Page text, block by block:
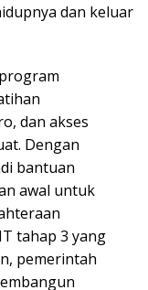
dan keluar
dan akses
Dengan
bantuan
awal untuk
tahap 3 yang
pemerintah